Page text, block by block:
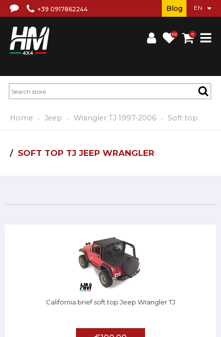
+39 0917862244
(0) 0
Blog
Home Jeep Wrangler TJ 1997-2006 Soft top
SOFT TOP TJ JEEP WRANGLER
California brief soft top Jeep Wrangler TJ